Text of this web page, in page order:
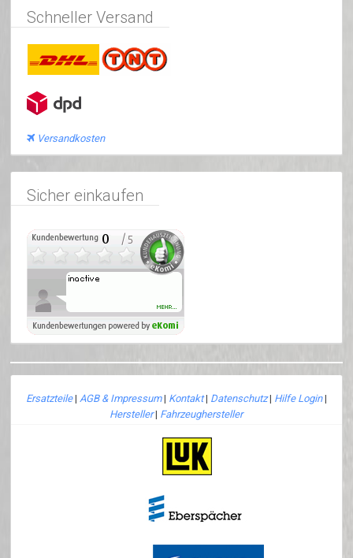
Schneller Versand
Versandkosten
Sicher einkaufen
Ersatzteile| AGB & Impressum| Kontakt| Datenschutz| Hilfe Login|
Hersteller| Fahrzeughersteller